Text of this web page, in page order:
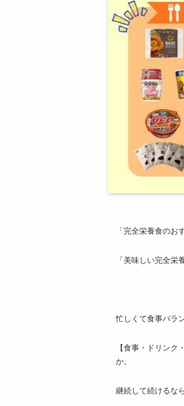
「完全栄養食のお
「美味しい完全栄
忙しくて食事バラ
【食事・ドリン
か。
継続して続けるな